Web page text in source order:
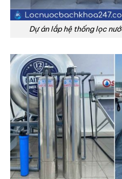
Dự án lắp hệ thống lọc